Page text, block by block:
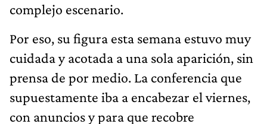
complejo escenario.
Por eso, su figura esta semana estuvo muy
cuidada y acotada a una sola aparición, sin
prensa de por medio. La conferencia que
supuestamente iba a encabezar el viernes,
con anuncios y para que recobre